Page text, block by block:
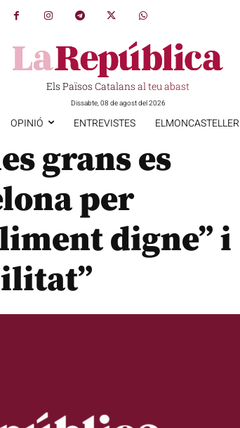
Els Països Catalans al teu abast
Dissabte, 08 de agost del 2026
OPINIÓ ENTREVISTES ELMONCASTELLER
grans es
per
digne” i